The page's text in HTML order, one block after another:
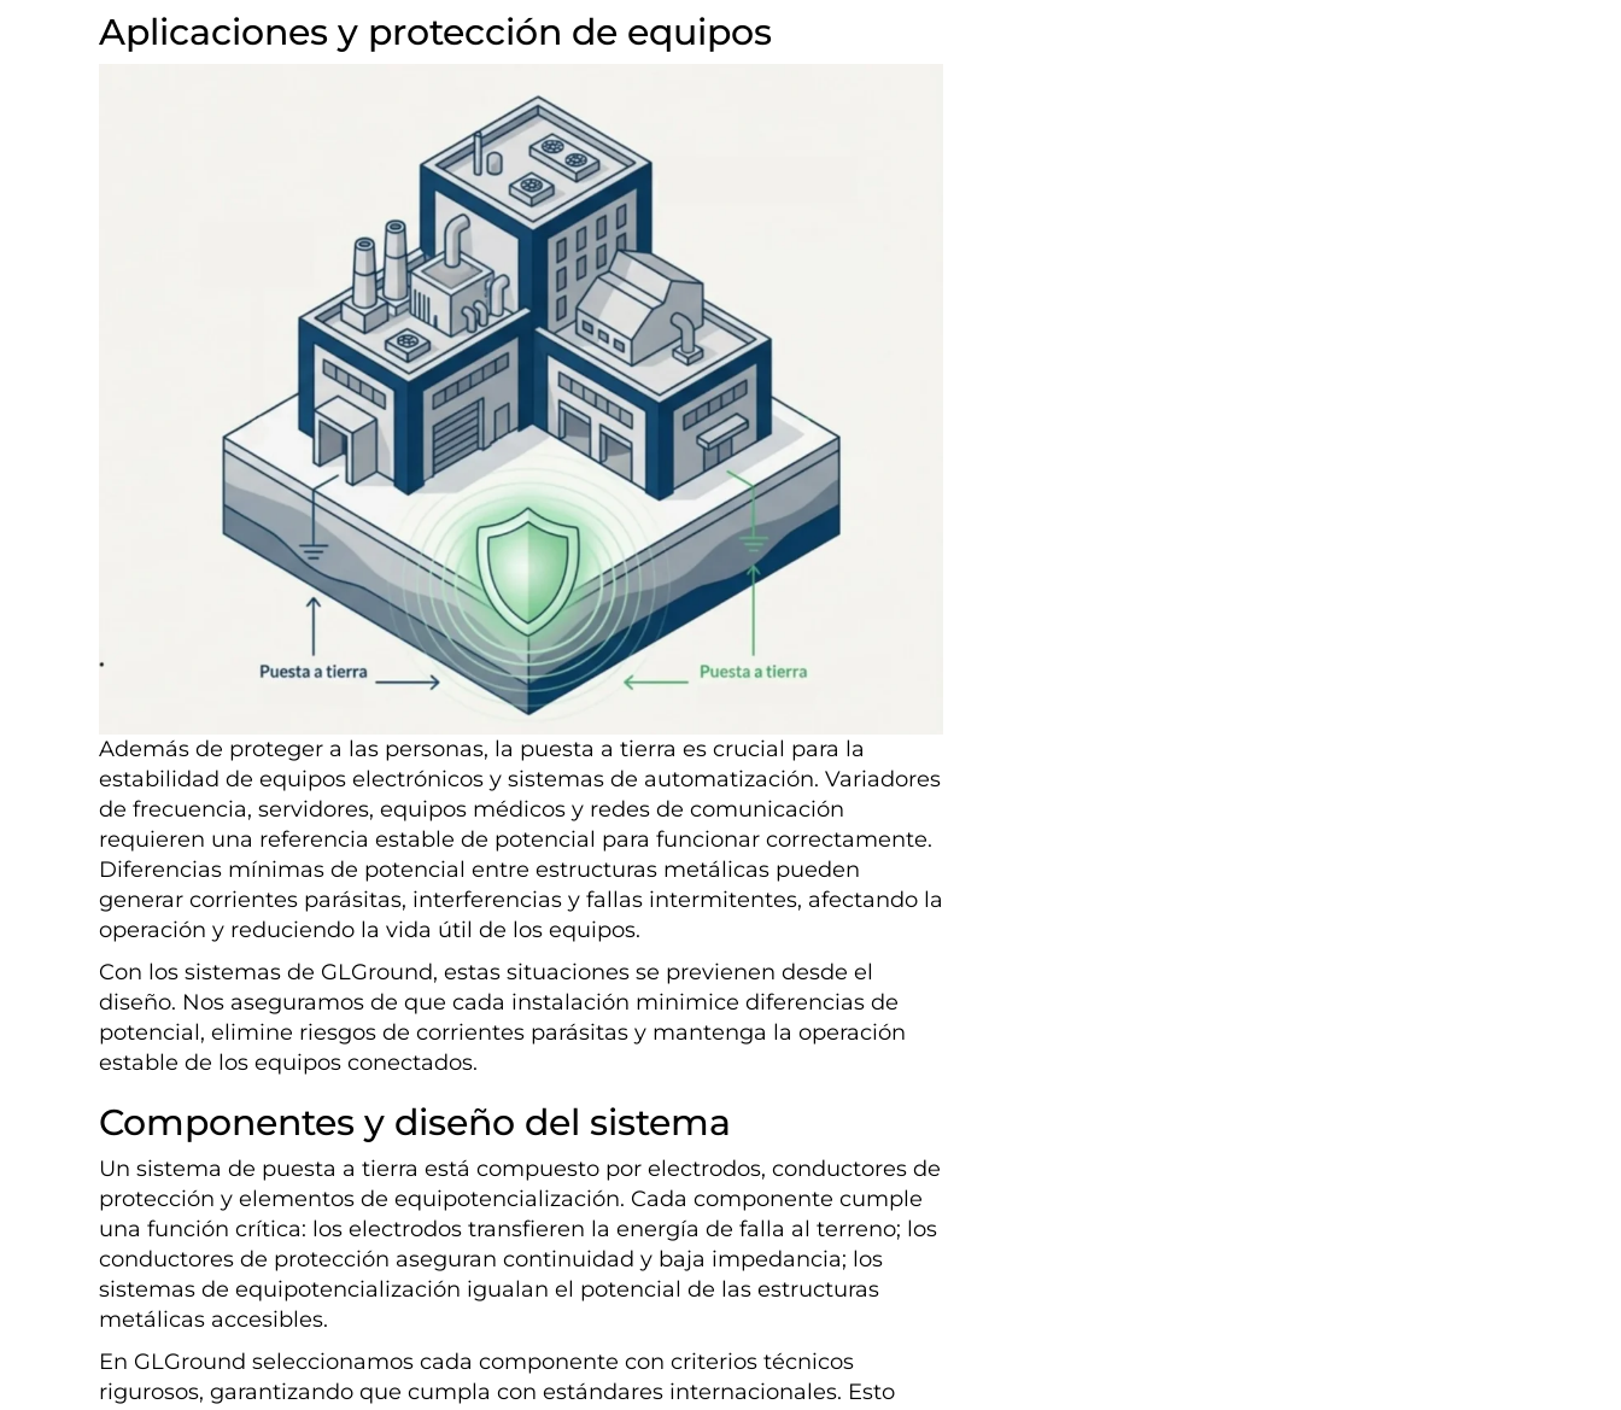
Aplicaciones y protección de equipos
Además de proteger a las personas, la puesta a tierra es crucial para la
estabilidad de equipos electrónicos y sistemas de automatización. Variadores
de frecuencia, servidores, equipos médicos y redes de comunicación
requieren una referencia estable de potencial para funcionar correctamente.
Diferencias mínimas de potencial entre estructuras metálicas pueden
generar corrientes parásitas, interferencias y fallas intermitentes, afectando la
operación y reduciendo la vida útil de los equipos.
Con los sistemas de GLGround, estas situaciones se previenen desde el
diseño. Nos aseguramos de que cada instalación minimice diferencias de
potencial, elimine riesgos de corrientes parásitas y mantenga la operación
estable de los equipos conectados.
Componentes y diseño del sistema
Un sistema de puesta a tierra está compuesto por electrodos, conductores de
protección y elementos de equipotencialización. Cada componente cumple
una función crítica: los electrodos transfieren la energía de falla al terreno; los
conductores de protección aseguran continuidad y baja impedancia; los
sistemas de equipotencialización igualan el potencial de las estructuras
metálicas accesibles.
En GLGround seleccionamos cada componente con criterios técnicos
rigurosos, garantizando que cumpla con estándares internacionales. Esto